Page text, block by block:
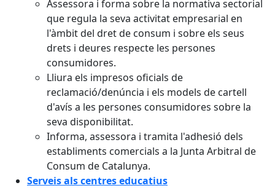
Assessora i forma sobre la normativa sectorial
que regula la seva activitat empresarial en
l'àmbit del dret de consum i sobre els seus
drets i deures respecte les persones
consumidores.
Lliura els impresos oficials de
reclamació/denúncia i els models de cartell
d'avís a les persones consumidores sobre la
seva disponibilitat.
Informa, assessora i tramita l'adhesió dels
establiments comercials a la Junta Arbitral de
Consum de Catalunya.
Serveis als centres educatius